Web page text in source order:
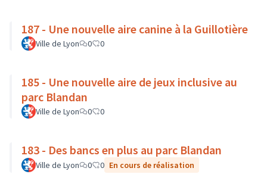
187 - Une nouvelle aire canine à la Guillotière
Ville de Lyon 0 0
185 - Une nouvelle aire de jeux inclusive au
parc Blandan
Ville de Lyon 0 0
183 - Des bancs en plus au parc Blandan
Ville de Lyon 0 0 En cours de réalisation